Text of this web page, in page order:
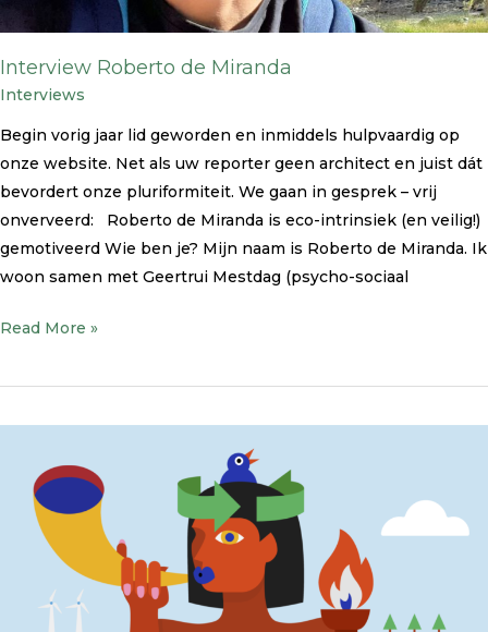
Interview Roberto de Miranda
Interviews
Begin vorig jaar lid geworden en inmiddels hulpvaardig op
onze website. Net als uw reporter geen architect en juist dát
bevordert onze pluriformiteit. We gaan in gesprek – vrij
onverveerd: Roberto de Miranda is eco-intrinsiek (en veilig!)
gemotiveerd Wie ben je? Mijn naam is Roberto de Miranda. Ik
woon samen met Geertrui Mestdag (psycho-sociaal
Read More »
Café
november